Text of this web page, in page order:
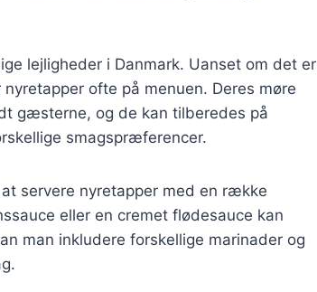
lejligheder i Danmark. Uanset om det er
ofte på menuen. Deres møre
gæsterne, og de kan tilberedes på
smagspræferencer.
servere nyretapper med en række
eller en cremet flødesauce kan
man inkludere forskellige marinader og